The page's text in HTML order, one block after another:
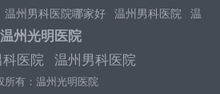
温州男科医院哪家好 温州男科医院
温
科医院哪家好比较好
男科医院排行 温州推荐男科医院
院好不好 温州男科医院专业男科
温州光明医院
医院
温州男科医院
所有：温州光明医院